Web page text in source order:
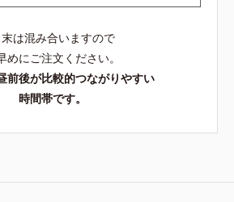
末は混み合いますので
めにご注文ください。
前後が比較的つながりやすい
時間帯です。